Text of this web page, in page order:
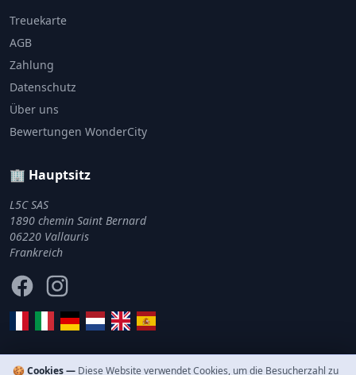
Treuekarte
AGB
Zahlung
Datenschutz
Über uns
Bewertungen WonderCity
🏢 Hauptsitz
L5C SAS
1890 chemin Saint Bernard
06220 Vallauris
Frankreich
FacebookInstagram
🍪 Cookies — Diese Website verwendet Cookies, um die Besucherzahl zu